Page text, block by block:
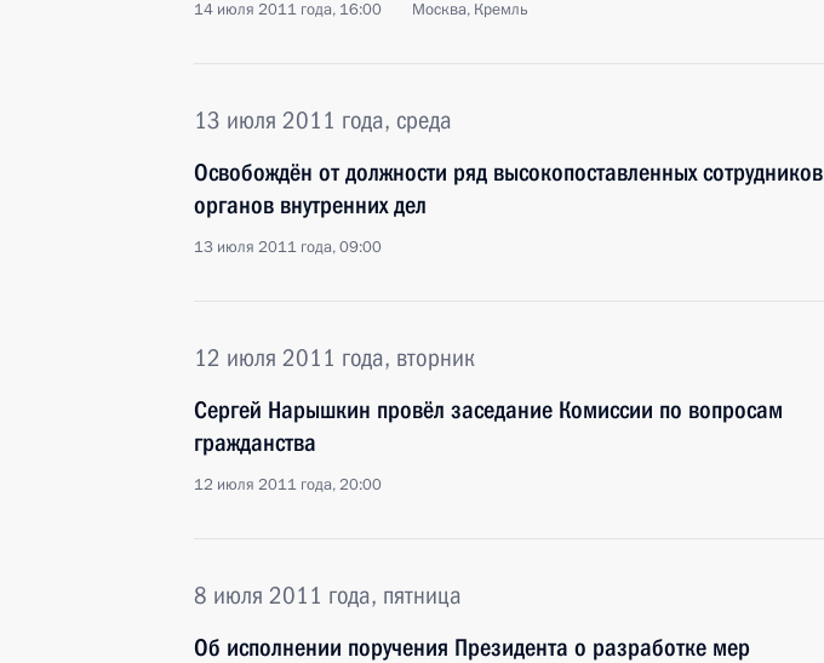
14 июля 2011 года, 16:00 Москва, Кремль
13 июля 2011 года, среда
Освобождён от должности ряд высокопоставленных сотрудников
органов внутренних дел
13 июля 2011 года, 09:00
12 июля 2011 года, вторник
Сергей Нарышкин провёл заседание Комиссии по вопросам
гражданства
12 июля 2011 года, 20:00
8 июля 2011 года, пятница
Об исполнении поручения Президента о разработке мер